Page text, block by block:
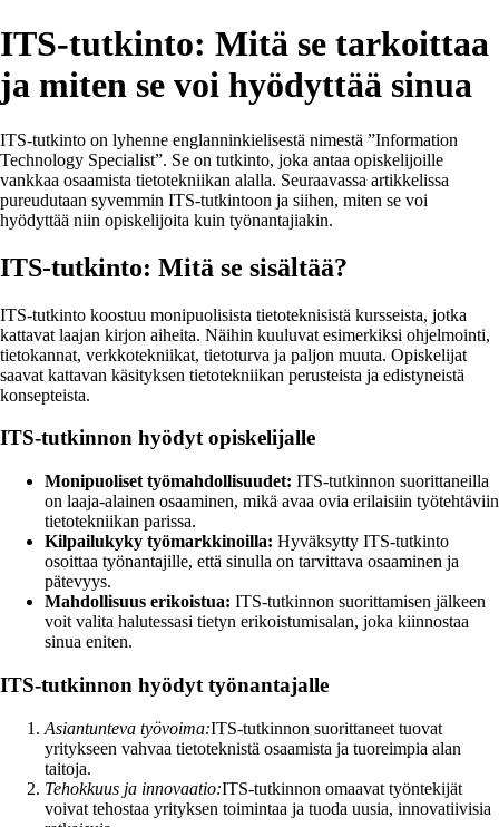
ITS-tutkinto: Mitä se tarkoittaa
ja miten se voi hyödyttää sinua
ITS-tutkinto on lyhenne englanninkielisestä nimestä ”Information
Technology Specialist”. Se on tutkinto, joka antaa opiskelijoille
vankkaa osaamista tietotekniikan alalla. Seuraavassa artikkelissa
pureudutaan syvemmin ITS-tutkintoon ja siihen, miten se voi
hyödyttää niin opiskelijoita kuin työnantajiakin.
ITS-tutkinto: Mitä se sisältää?
ITS-tutkinto koostuu monipuolisista tietoteknisistä kursseista, jotka
kattavat laajan kirjon aiheita. Näihin kuuluvat esimerkiksi ohjelmointi,
tietokannat, verkkotekniikat, tietoturva ja paljon muuta. Opiskelijat
saavat kattavan käsityksen tietotekniikan perusteista ja edistyneistä
konsepteista.
ITS-tutkinnon hyödyt opiskelijalle
Monipuoliset työmahdollisuudet: ITS-tutkinnon suorittaneilla
on laaja-alainen osaaminen, mikä avaa ovia erilaisiin työtehtäviin
tietotekniikan parissa.
Kilpailukyky työmarkkinoilla: Hyväksytty ITS-tutkinto
osoittaa työnantajille, että sinulla on tarvittava osaaminen ja
pätevyys.
Mahdollisuus erikoistua: ITS-tutkinnon suorittamisen jälkeen
voit valita halutessasi tietyn erikoistumisalan, joka kiinnostaa
sinua eniten.
ITS-tutkinnon hyödyt työnantajalle
Asiantunteva työvoima:ITS-tutkinnon suorittaneet tuovat
yritykseen vahvaa tietoteknistä osaamista ja tuoreimpia alan
taitoja.
Tehokkuus ja innovaatio:ITS-tutkinnon omaavat työntekijät
voivat tehostaa yrityksen toimintaa ja tuoda uusia, innovatiivisia